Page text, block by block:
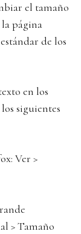
el tamaño
página
de los
en los
siguientes
Ver >
> Tamaño